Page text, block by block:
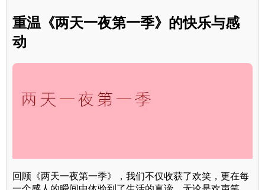
重温《两天一夜第一季》的快乐与感
动
回顾《两天一夜第一季》，我们不仅收获了欢笑，更在每